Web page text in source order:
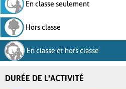
En classe seulement
Hors classe
En classe et hors classe
DURÉE DE L'ACTIVITÉ